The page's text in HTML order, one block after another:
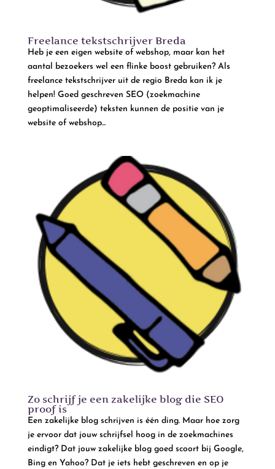
Freelance tekstschrijver Breda
Heb je een eigen website of webshop, maar kan het
aantal bezoekers wel een flinke boost gebruiken? Als
freelance tekstschrijver uit de regio Breda kan ik je
helpen! Goed geschreven SEO (zoekmachine
geoptimaliseerde) teksten kunnen de positie van je
website of webshop...
Zo schrijf je een zakelijke blog die SEO
proof is
Een zakelijke blog schrijven is één ding. Maar hoe zorg
je ervoor dat jouw schrijfsel hoog in de zoekmachines
eindigt? Dat jouw zakelijke blog goed scoort bij Google,
Bing en Yahoo? Dat je iets hebt geschreven en op je